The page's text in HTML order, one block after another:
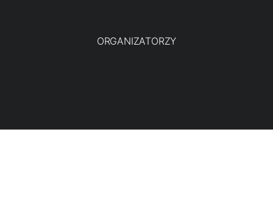
ORGANIZATORZY